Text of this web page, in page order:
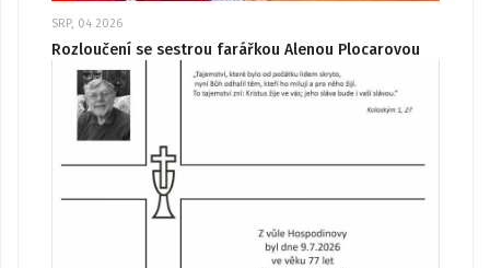
SRP, 04 2026
Rozloučení se sestrou farářkou Alenou Plocarovou